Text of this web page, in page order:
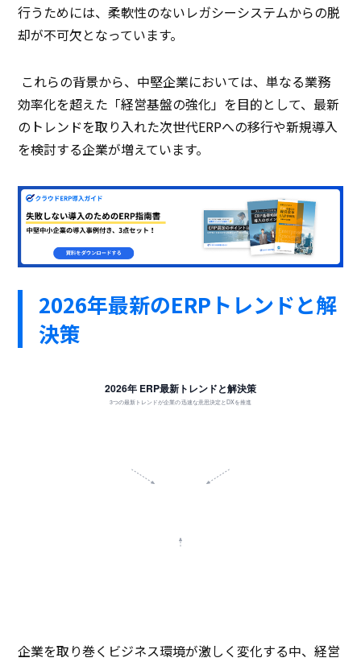
行うためには、柔軟性のないレガシーシステムからの脱
却が不可欠となっています。
これらの背景から、中堅企業においては、単なる業務
効率化を超えた「経営基盤の強化」を目的として、最新
のトレンドを取り入れた次世代ERPへの移行や新規導入
を検討する企業が増えています。
2026年最新のERPトレンドと解
決策
2026年 ERP最新トレンドと解決策
3つの最新トレンドが企業の迅速な意思決定とDXを推進
・バックオフィス業務の自動化
企業を取り巻くビジネス環境が激しく変化する中、経営